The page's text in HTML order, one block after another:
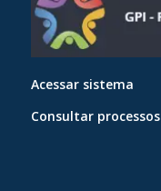
Acessar sistema
Consultar processos